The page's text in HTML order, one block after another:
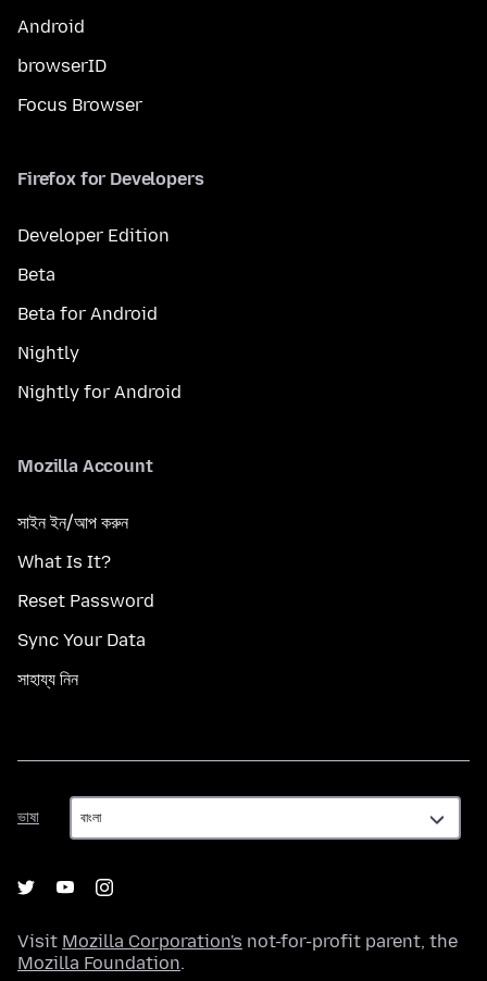
Android
browserID
Focus Browser
Firefox for Developers
Developer Edition
Beta
Beta for Android
Nightly
Nightly for Android
Mozilla Account
সাইন ইন/আপ করুন
What Is It?
Reset Password
Sync Your Data
সাহায্য নিন
ভাষা
ভাষা
Visit Mozilla Corporation's not-for-profit parent, the
Mozilla Foundation.